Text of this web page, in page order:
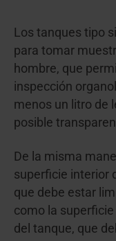
Los tanques tipo
para tomar
hombre, que
inspección
menos un litro de
posible
De la misma
superficie interior
que debe estar
como la
del tanque, que